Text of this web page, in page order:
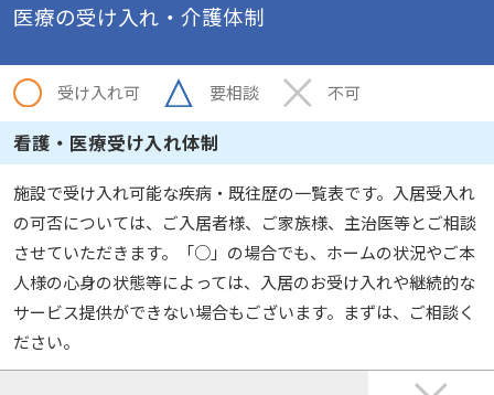
医療の受け入れ・介護体制
受け入れ可 要相談 不可
看護・医療受け入れ体制
施設で受け入れ可能な疾病・既往歴の一覧表です。入居受入れ
の可否については、ご入居者様、ご家族様、主治医等とご相談
させていただきます。「○」の場合でも、ホームの状況やご本
人様の心身の状態等によっては、入居のお受け入れや継続的な
サービス提供ができない場合もございます。まずは、ご相談く
ださい。